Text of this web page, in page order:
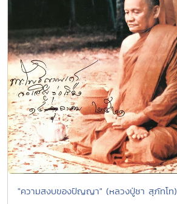
"ความสงบของปัญญา" (หลวงปู่ชา สุภัทโท)